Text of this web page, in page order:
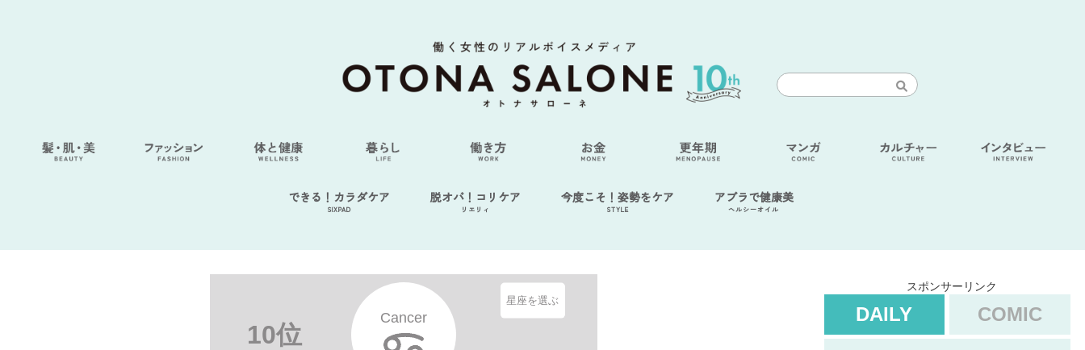
できる！カラダケア
SIXPAD
脱オバ！コリケア
リエリィ
今度こそ！姿勢をケア
STYLE
アブラで健康美
ヘルシーオイル
10位
Cancer
星座を選ぶ
スポンサーリンク
DAILY COMIC